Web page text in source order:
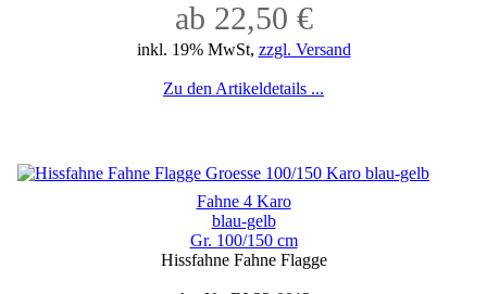
ab 22,50 €
inkl. 19% MwSt, zzgl. Versand
Zu den Artikeldetails ...
Fahne 4 Karo
blau-gelb
Gr. 100/150 cm
Hissfahne Fahne Flagge